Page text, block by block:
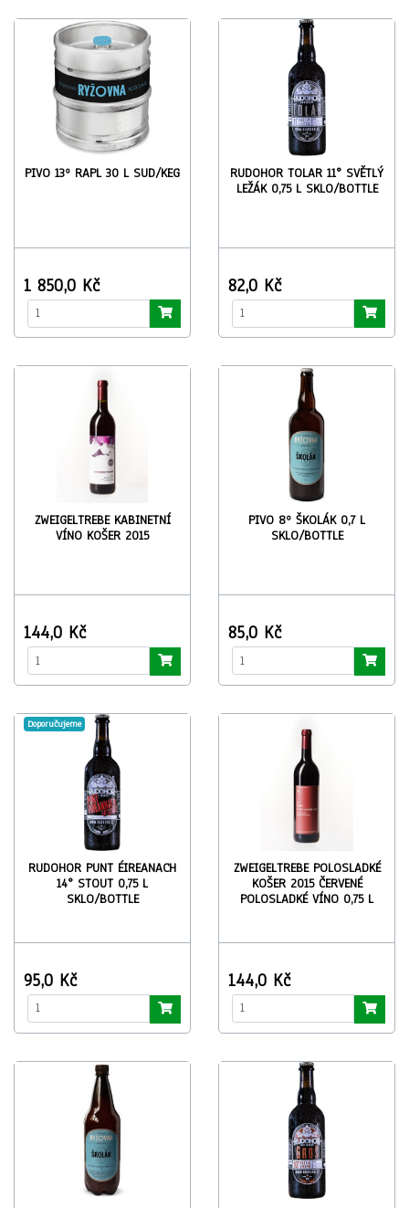
PIVO 13º RAPL 30 L SUD/KEG
1 850,0 Kč
RUDOHOR TOLAR 11° SVĚTLÝ
LEŽÁK 0,75 L SKLO/BOTTLE
82,0 Kč
ZWEIGELTREBE KABINETNÍ
VÍNO KOŠER 2015
144,0 Kč
PIVO 8º ŠKOLÁK 0,7 L
SKLO/BOTTLE
85,0 Kč
Doporučujeme
RUDOHOR PUNT ÉIREANACH
14° STOUT 0,75 L
SKLO/BOTTLE
95,0 Kč
ZWEIGELTREBE POLOSLADKÉ
KOŠER 2015 ČERVENÉ
POLOSLADKÉ VÍNO 0,75 L
144,0 Kč